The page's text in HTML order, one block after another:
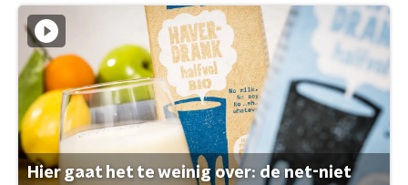
Hier gaat het te weinig over: de net-niet